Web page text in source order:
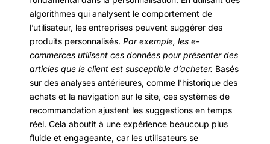
algorithmes qui analysent le comportement de
l’utilisateur, les entreprises peuvent suggérer des
produits personnalisés. Par exemple, les e-
commerces utilisent ces données pour présenter des
articles que le client est susceptible d’acheter. Basés
sur des analyses antérieures, comme l’historique des
achats et la navigation sur le site, ces systèmes de
recommandation ajustent les suggestions en temps
réel. Cela aboutit à une expérience beaucoup plus
fluide et engageante, car les utilisateurs se